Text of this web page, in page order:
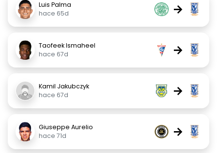
Luis Palma
hace 65d
→
Taofeek Ismaheel
hace 67d
→
Kamil Jakubczyk
hace 67d
→
Giuseppe Aurelio
hace 71d
→